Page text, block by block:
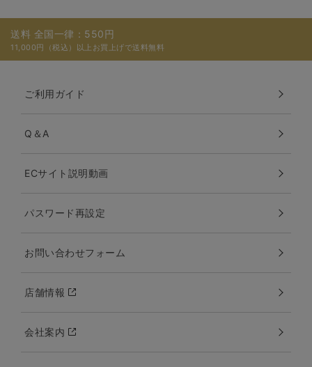
送料 全国一律：550円
11,000円（税込）以上お買上げで送料無料
ご利用ガイド
Q＆A
ECサイト説明動画
パスワード再設定
お問い合わせフォーム
店舗情報
会社案内